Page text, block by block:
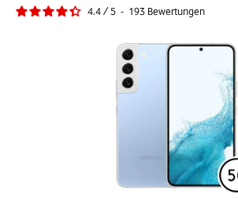
4.4/5 - 193 Bewertungen